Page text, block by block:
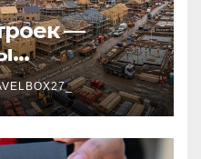
—
проверка
и